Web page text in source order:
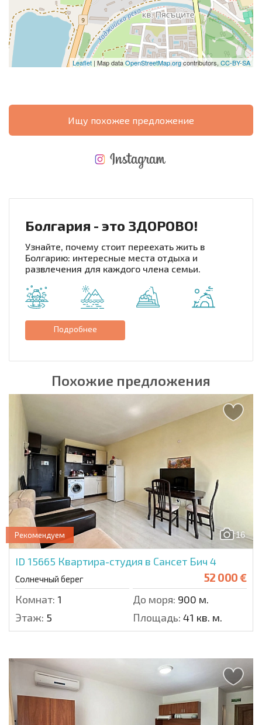
Leaflet | Map dataOpenStreetMap.orgcontributors, CC-BY-SA
Ищу похожее предложение
Болгария - это ЗДОРОВО!
Узнайте, почему стоит переехать жить в
Болгарию: интересные места отдыха и
развлечения для каждого члена семьи.
Подробнее
Похожие предложения
16
Рекомендуем
ID 15665 Квартира-студия в Сансет Бич 4
Солнечный берег 52 000 €
Комнат: 1 До моря: 900 м.
Этаж: 5 Площадь: 41 кв. м.